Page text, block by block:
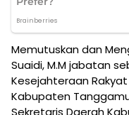
Memutuskan dan
Suaidi, M.M jabatan
Kesejahteraan
Kabupaten
Sekretaris Daerah